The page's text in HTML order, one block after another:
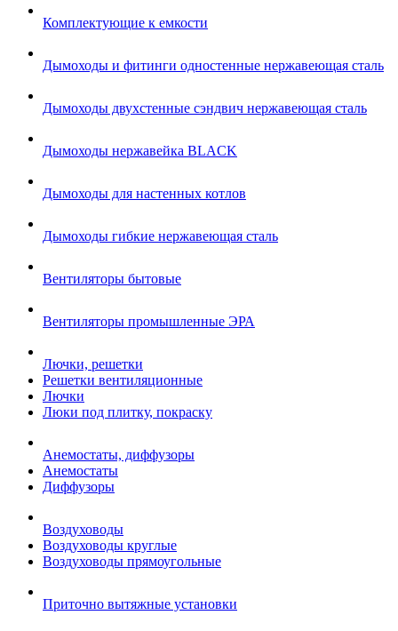
Комплектующие к емкости
Дымоходы и фитинги одностенные нержавеющая сталь
Дымоходы двухстенные сэндвич нержавеющая сталь
Дымоходы нержавейка BLACK
Дымоходы для настенных котлов
Дымоходы гибкие нержавеющая сталь
Вентиляторы бытовые
Вентиляторы промышленные ЭРА
Лючки, решетки
Решетки вентиляционные
Лючки
Люки под плитку, покраску
Анемостаты, диффузоры
Анемостаты
Диффузоры
Воздуховоды
Воздуховоды круглые
Воздуховоды прямоугольные
Приточно вытяжные установки